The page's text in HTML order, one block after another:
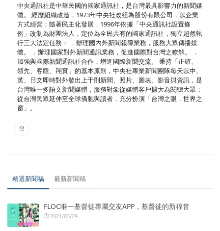
中央通訊社是中華民國的國家通訊社，是台灣最具影響力的新聞媒
體。 經歷組織改造，1973年中央社改組為股份有限公司，以企業
方式經營；隨著民主化發展，1996年依據「中央通訊社設置條
例」改制為財團法人，定位為全民共有的國家通訊社，獨立超然執
行三大法定任務： ．辦理國內外新聞報導業務，服務大眾傳播媒
體。 ．辦理國家對外新聞通訊業務，促進國際對台灣之瞭解。 ．
加強與國際新聞通訊社合作，增進國際新聞交流。 秉持「正確、
領先、客觀、翔實」的基本原則，中央社專業新聞團隊每天以中、
英、日文即時對外發出上千則新聞、照片、圖表、影音與資訊，是
台灣唯一多語文新聞媒體，服務對象從媒體客戶擴大為閱聽大眾；
從台灣民眾延伸至全球僑胞與讀者，充分扮演「台灣之眼，世界之
窗」。
精選新聞稿 最新新聞稿
FLOC唯一基督徒專屬交友APP，基督徒的新福音
2021/03/29